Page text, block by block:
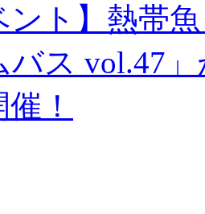
ント】熱帯
バス vol.47
！